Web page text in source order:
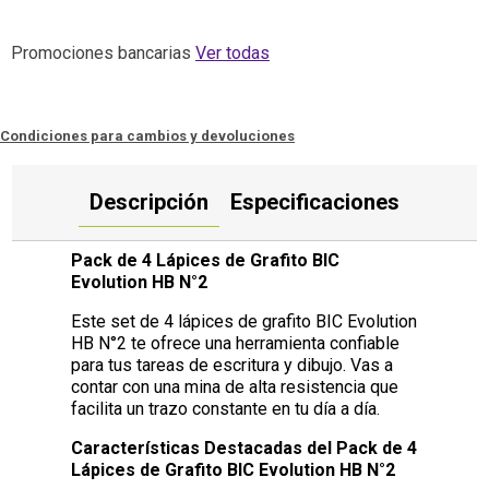
Promociones bancarias Ver todas
Condiciones para cambios y devoluciones
Descripción Especificaciones
Pack de 4 Lápices de Grafito BIC
Evolution HB N°2
Este set de 4 lápices de grafito BIC Evolution
HB N°2 te ofrece una herramienta confiable
para tus tareas de escritura y dibujo. Vas a
contar con una mina de alta resistencia que
facilita un trazo constante en tu día a día.
Características Destacadas del Pack de 4
Lápices de Grafito BIC Evolution HB N°2